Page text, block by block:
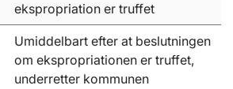
ekspropriation er truffet
Umiddelbart efter at beslutningen
om ekspropriationen er truffet,
underretter kommunen